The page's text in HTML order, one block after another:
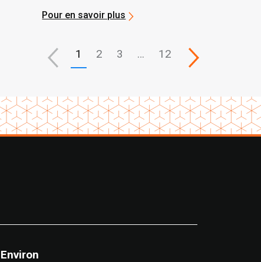
Pour en savoir plus
1 2 3 … 12
Environ